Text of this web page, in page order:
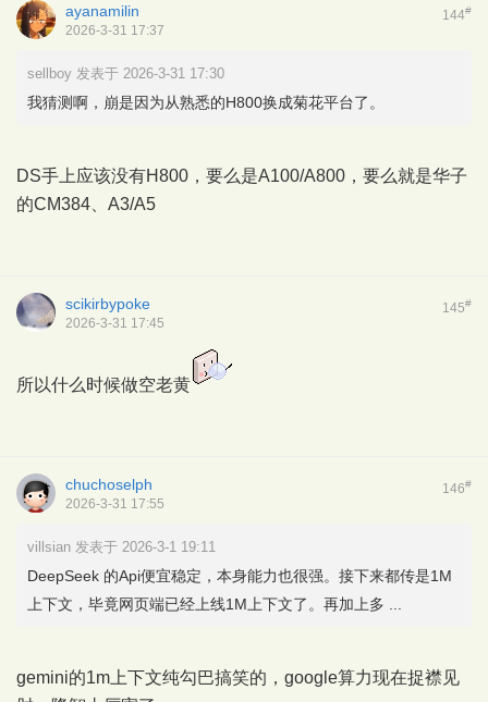
144#
ayanamilin
2026-3-31 17:37
sellboy 发表于 2026-3-31 17:30
我猜测啊，崩是因为从熟悉的H800换成菊花平台了。
DS手上应该没有H800，要么是A100/A800，要么就是华子
的CM384、A3/A5
145#
scikirbypoke
2026-3-31 17:45
所以什么时候做空老黄
146#
chuchoselph
2026-3-31 17:55
villsian 发表于 2026-3-1 19:11
DeepSeek 的Api便宜稳定，本身能力也很强。接下来都传是1M
上下文，毕竟网页端已经上线1M上下文了。再加上多 ...
gemini的1m上下文纯勾巴搞笑的，google算力现在捉襟见